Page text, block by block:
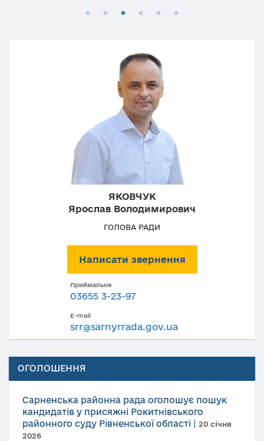
ЯКОВЧУК
Ярослав Володимирович
ГОЛОВА РАДИ
Написати звернення
Приймальня
03655 3-23-97
E-mail
srr@sarnyrrada.gov.ua
ОГОЛОШЕННЯ
Сарненська районна рада оголошує пошук
кандидатів у присяжні Рокитнівського
районного суду Рівненської області
20 січня
2026